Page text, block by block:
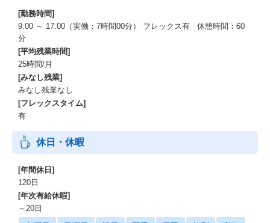
・従業員持株会制度：自社株式買付時に拠出金額の最大25％（年
間最大27万円）補助
＜社員のキャリア形成をサポート＞
・Aflac Cafe：年間最大10万円補助
(自己啓発セミナーや通信教育、ビジネススクール、試験の受験料
等の自己啓発に対して費用を援助)
・公的資格取得援助制度：資格試験の受験料・資格認定/登録料・
合格後の必修講習等の実費を援助
(業務に直接活用できる専門的な資格の取得を支援する制度)
・海外・国内留学制度：最大2年間の国内外大学院留学
・自己申告制度：これまでの職務経歴や保有資格、今後のキャリ
アプランを踏まえ、自身の希望を会社に対して申告する制度
・ジョブ・ポスティング制度(社内公募制度)：各部署が社内公募で
異動希望者を募り、社員自ら手を上げて挑戦することができる制
[勤務時間]
9:00 ～ 17:00（実働：7時間00分） フレックス有 休憩時間：60
分
[平均残業時間]
25時間/月
[みなし残業]
みなし残業なし
[フレックスタイム]
有
休日・休暇
[年間休日]
120日
[年次有給休暇]
～20日